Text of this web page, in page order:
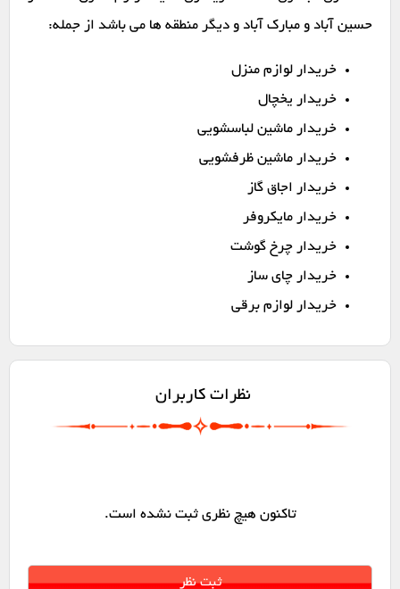
حسین آباد و مبارک آباد و دیگر منطقه ها می باشد از جمله:
خریدار لوازم منزل
خریدار یخچال
خریدار ماشین لباسشویی
خریدار ماشین ظرفشویی
خریدار اجاق گاز
خریدار مایکروفر
خریدار چرخ گوشت
خریدار چای ساز
خریدار لوازم برقی
نظرات کاربران
تاکنون هیچ نظری ثبت نشده است.